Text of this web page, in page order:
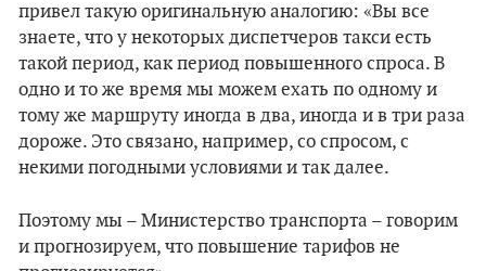
привел такую оригинальную аналогию: «Вы все
знаете, что у некоторых диспетчеров такси есть
такой период, как период повышенного спроса. В
одно и то же время мы можем ехать по одному и
тому же маршруту иногда в два, иногда и в три раза
дороже. Это связано, например, со спросом, с
некими погодными условиями и так далее.
Поэтому мы – Министерство транспорта – говорим
и прогнозируем, что повышение тарифов не